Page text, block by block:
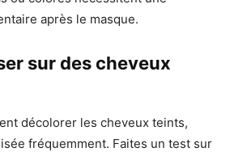
après le masque.
sur des cheveux
décolorer les cheveux teints,
fréquemment. Faites un test sur